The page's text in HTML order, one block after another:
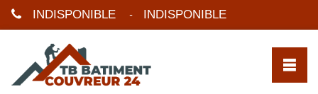
INDISPONIBLE - INDISPONIBLE